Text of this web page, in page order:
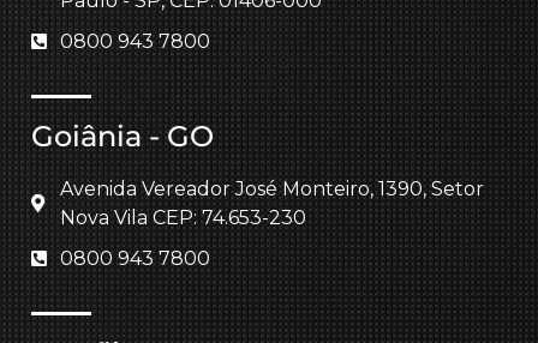
0800 943 7800
Goiânia - GO
Avenida Vereador José Monteiro, 1390, Setor
Nova Vila CEP: 74.653-230
0800 943 7800